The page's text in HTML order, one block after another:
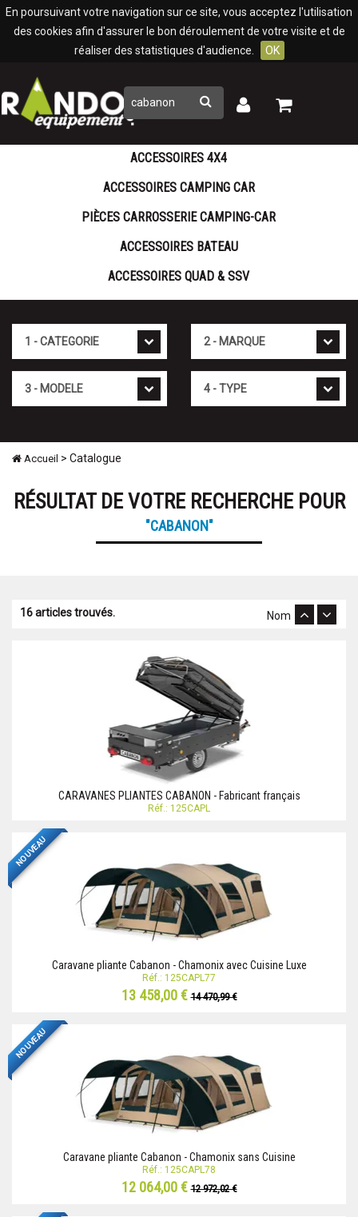
En poursuivant votre navigation sur ce site, vous acceptez l'utilisation
des cookies afin d'assurer le bon déroulement de votre visite et de
réaliser des statistiques d'audience.
OK
Rechercher
Mon
Mon
ACCESSOIRES 4X4
ACCESSOIRES CAMPING CAR
PIÈCES CARROSSERIE CAMPING-CAR
ACCESSOIRES BATEAU
ACCESSOIRES QUAD & SSV
Accueil > Catalogue
RÉSULTAT DE VOTRE RECHERCHE POUR
"CABANON"
16 articles trouvés. Nom
CARAVANES PLIANTES CABANON - Fabricant français
Réf.: 125CAPL
NOUVEAU
Caravane pliante Cabanon - Chamonix avec Cuisine Luxe
Réf.: 125CAPL77
13 458,00 €14 470,99 €
NOUVEAU
Caravane pliante Cabanon - Chamonix sans Cuisine
Réf.: 125CAPL78
12 064,00 €12 972,02 €
Panneau de gestion des cookies